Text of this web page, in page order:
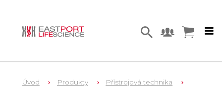
Úvod Produkty Přístrojová technika